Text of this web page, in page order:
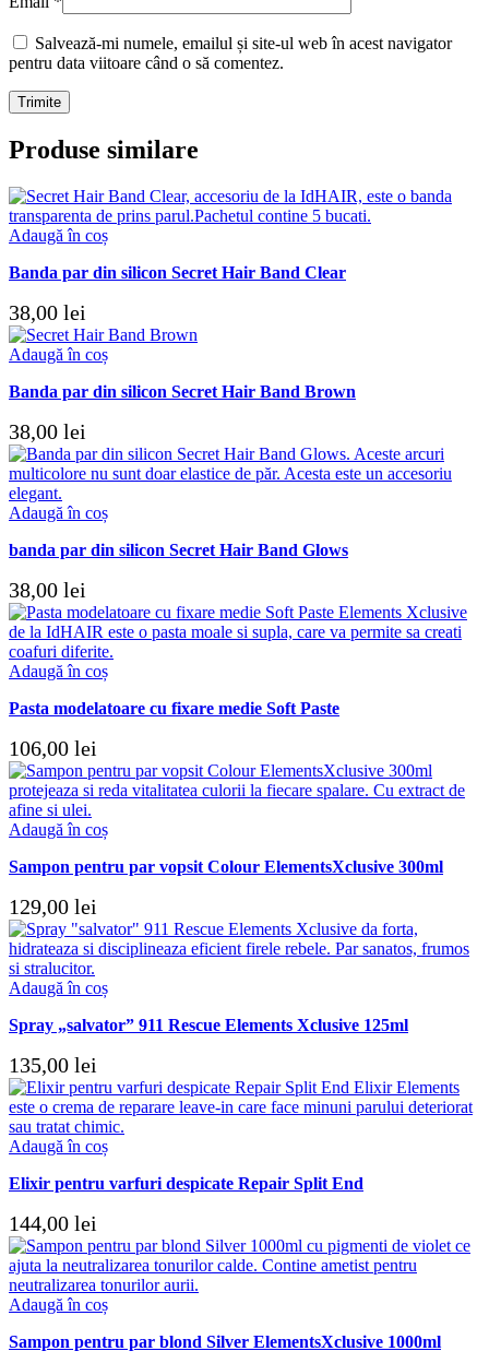
Salvează-mi numele, emailul și site-ul web în acest navigator
pentru data viitoare când o să comentez.
Produse similare
Adaugă în coș
Banda par din silicon Secret Hair Band Clear
38,00 lei
Adaugă în coș
Banda par din silicon Secret Hair Band Brown
38,00 lei
Adaugă în coș
banda par din silicon Secret Hair Band Glows
38,00 lei
Adaugă în coș
Pasta modelatoare cu fixare medie Soft Paste
106,00 lei
Adaugă în coș
Sampon pentru par vopsit Colour ElementsXclusive 300ml
129,00 lei
Adaugă în coș
Spray „salvator” 911 Rescue Elements Xclusive 125ml
135,00 lei
Adaugă în coș
Elixir pentru varfuri despicate Repair Split End
144,00 lei
Adaugă în coș
Sampon pentru par blond Silver ElementsXclusive 1000ml